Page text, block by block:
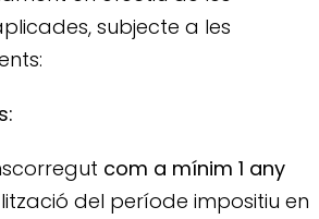
subjecte a les
com a mínim 1 any
del període impositiu en